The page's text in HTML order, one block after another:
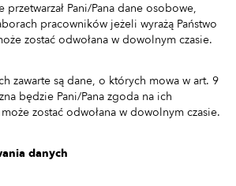
Pani/Pana dane osobowe,
pracowników jeżeli wyrażą Państwo
zostać odwołana w dowolnym czasie.
zawarte są dane, o których mowa w art. 9
będzie Pani/Pana zgoda na ich
zostać odwołana w dowolnym czasie.
danych